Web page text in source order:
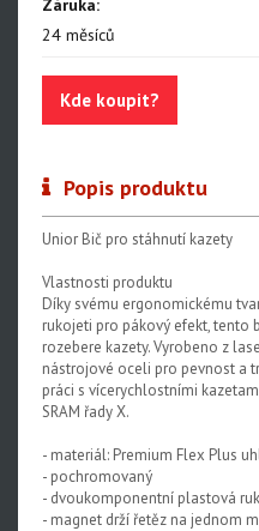
Centrovací stolice
Sety nářadí
Záruka:
24 měsíců
Kde koupit?
Popis produktu
Unior Bič pro stáhnutí kazety
Vlastnosti produktu
Díky svému ergonomickému
rukojeti pro pákový efekt, tento
rozebere kazety. Vyrobeno z
nástrojové oceli pro pevnost a
práci s vícerychlostními
SRAM řady X.
- materiál: Premium Flex Plus
- pochromovaný
- dvoukomponentní plastová
- magnet drží řetěz na jednom